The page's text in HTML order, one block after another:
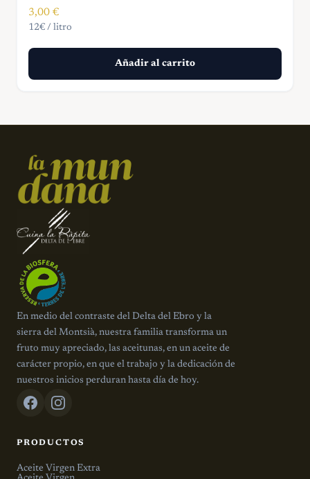
3,00 €
12€ / litro
Añadir al carrito
En medio del contraste del Delta del Ebro y la
sierra del Montsià, nuestra familia transforma un
fruto muy apreciado, las aceitunas, en un aceite de
carácter propio, en que el trabajo y la dedicación de
nuestros inicios perduran hasta día de hoy.
PRODUCTOS
Aceite Virgen Extra